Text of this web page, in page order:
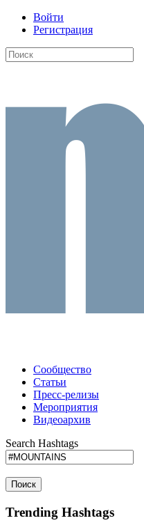
Войти
Регистрация
Сообщество
Статьи
Пресс-релизы
Мероприятия
Видеоархив
Search Hashtags
Поиск
Trending Hashtags